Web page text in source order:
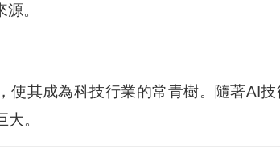
。
使其成為科技行業的常青樹。隨著AI技
。